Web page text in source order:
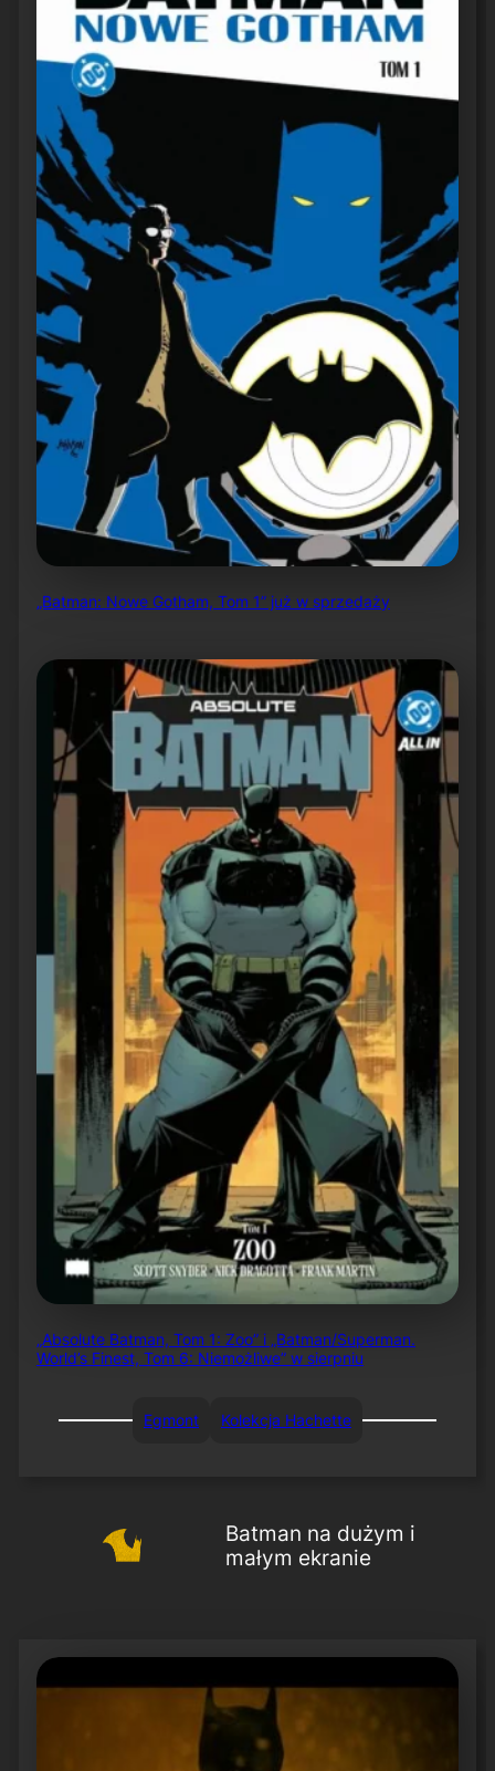
„Batman: Nowe Gotham, Tom 1” już w sprzedaży
„Absolute Batman, Tom 1: Zoo” i „Batman/Superman.
World’s Finest, Tom 6: Niemożliwe” w sierpniu
Egmont Kolekcja Hachette
Batman na dużym i
małym ekranie